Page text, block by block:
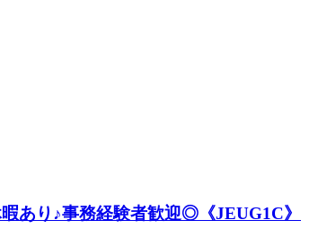
あり♪事務経験者歓迎◎《JEUG1C》